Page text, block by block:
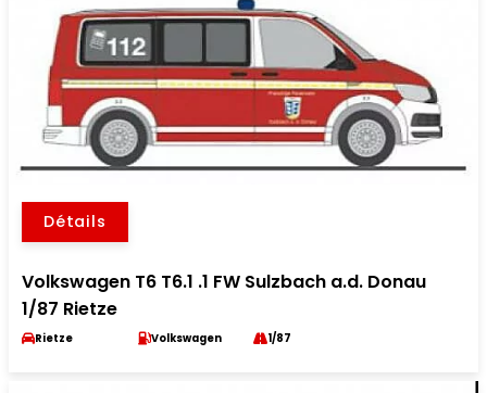
Détails
Volkswagen T6 T6.1 .1 FW Sulzbach a.d. Donau
1/87 Rietze
Rietze Volkswagen 1/87